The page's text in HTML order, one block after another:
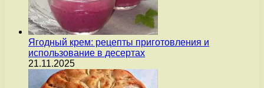
Ягодный крем: рецепты приготовления и
использование в десертах
21.11.2025